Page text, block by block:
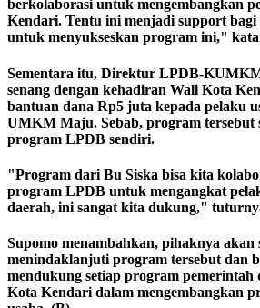
berkolaborasi untuk mengembangkan
Kendari. Tentu ini menjadi support
untuk menyukseskan program ini,"
Sementara itu, Direktur LPDB-
senang dengan kehadiran Wali Kota
bantuan dana Rp5 juta kepada pelaku
UMKM Maju. Sebab, program tersebut
program LPDB sendiri.
"Program dari Bu Siska bisa kita
program LPDB untuk mengangkat
daerah, ini sangat kita dukung,"
Supomo menambahkan, pihaknya akan
menindaklanjuti program tersebut dan
mendukung setiap program pemerintah
Kota Kendari dalam mengembangkan